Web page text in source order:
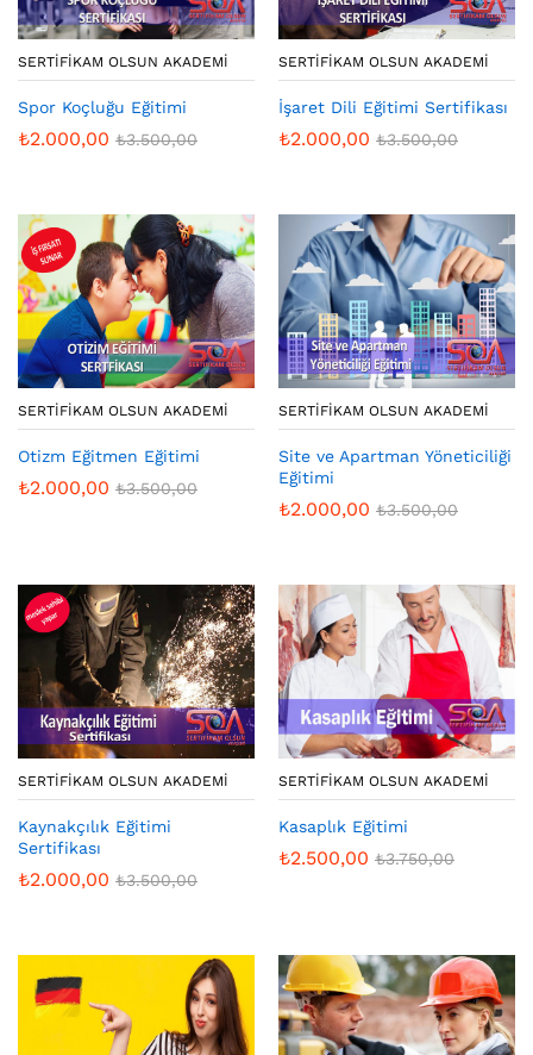
SERTIFIKAM OLSUN AKADEMI
Spor Koçluğu Eğitimi
₺2.000,00 ₺3.500,00
SERTIFIKAM OLSUN AKADEMI
İşaret Dili Eğitimi Sertifikası
₺2.000,00 ₺3.500,00
SERTIFIKAM OLSUN AKADEMI
Otizm Eğitmen Eğitimi
₺2.000,00 ₺3.500,00
SERTIFIKAM OLSUN AKADEMI
Site ve Apartman Yöneticiliği
Eğitimi
₺2.000,00 ₺3.500,00
SERTIFIKAM OLSUN AKADEMI
Kaynakçılık Eğitimi
Sertifikası
₺2.000,00 ₺3.500,00
SERTIFIKAM OLSUN AKADEMI
Kasaplık Eğitimi
₺2.500,00 ₺3.750,00